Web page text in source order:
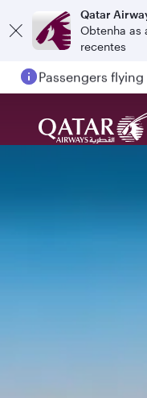
Qatar
Obtenha as
recentes